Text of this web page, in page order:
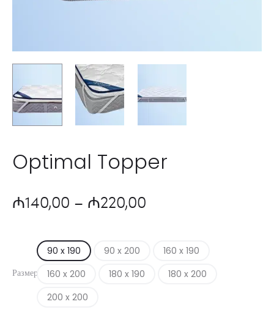
Optimal Topper
₼140,00 – ₼220,00
₼140,00
Размер
90 x 190 90 x 200
160 x 190
160 x 200
180 x 190
180 x 200
200 x 200